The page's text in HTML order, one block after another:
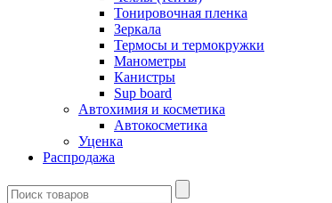
Тонировочная пленка
Зеркалa
Термосы и термокружки
Манометры
Канистры
Sup board
Автохимия и косметика
Автокосметика
Уценка
Распродажа